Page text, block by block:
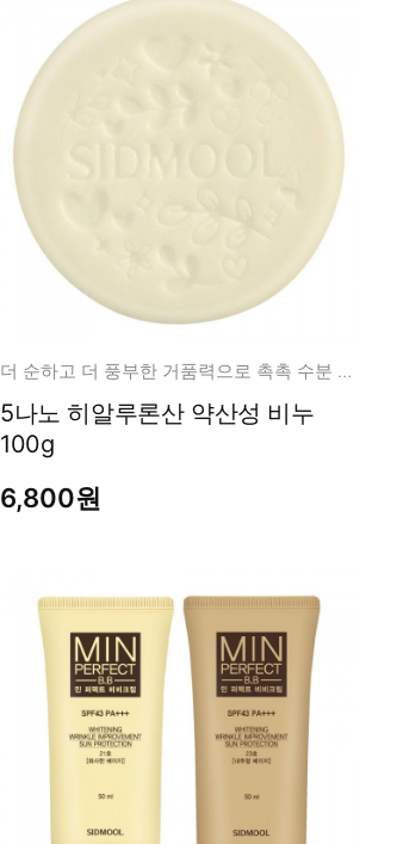
더 순하고 더 풍부한 거품력으로 촉촉 수분 영양 클렌징!
5나노 히알루론산 약산성 비누
100g
6,800원